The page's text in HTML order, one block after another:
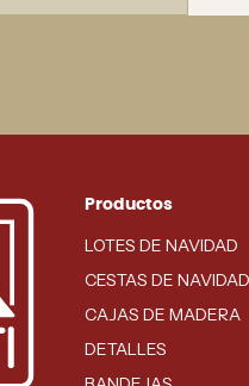
Productos
LOTES DE NAVIDAD
CESTAS DE NAVIDAD
CAJAS DE MADERA
DETALLES